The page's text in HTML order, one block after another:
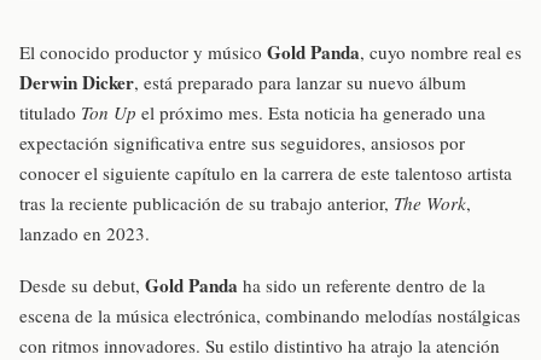
El conocido productor y músico Gold Panda, cuyo nombre real es
Derwin Dicker, está preparado para lanzar su nuevo álbum
titulado Ton Up el próximo mes. Esta noticia ha generado una
expectación significativa entre sus seguidores, ansiosos por
conocer el siguiente capítulo en la carrera de este talentoso artista
tras la reciente publicación de su trabajo anterior, The Work,
lanzado en 2023.
Desde su debut, Gold Panda ha sido un referente dentro de la
escena de la música electrónica, combinando melodías nostálgicas
con ritmos innovadores. Su estilo distintivo ha atrajo la atención